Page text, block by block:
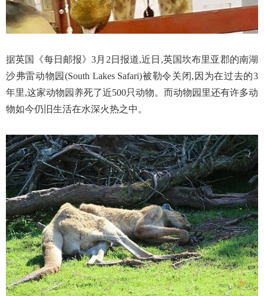
据英国《每日邮报》3月2日报道,近日,英国坎布里亚郡的南湖
沙弗雷动物园(South Lakes Safari)被勒令关闭,因为在过去的3
年里,这家动物园养死了近500只动物。而动物园里还有许多动
物如今仍旧生活在水深火热之中。